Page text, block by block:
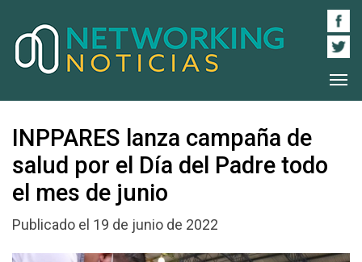
INPPARES lanza campaña de
salud por el Día del Padre todo
el mes de junio
Publicado el 19 de junio de 2022